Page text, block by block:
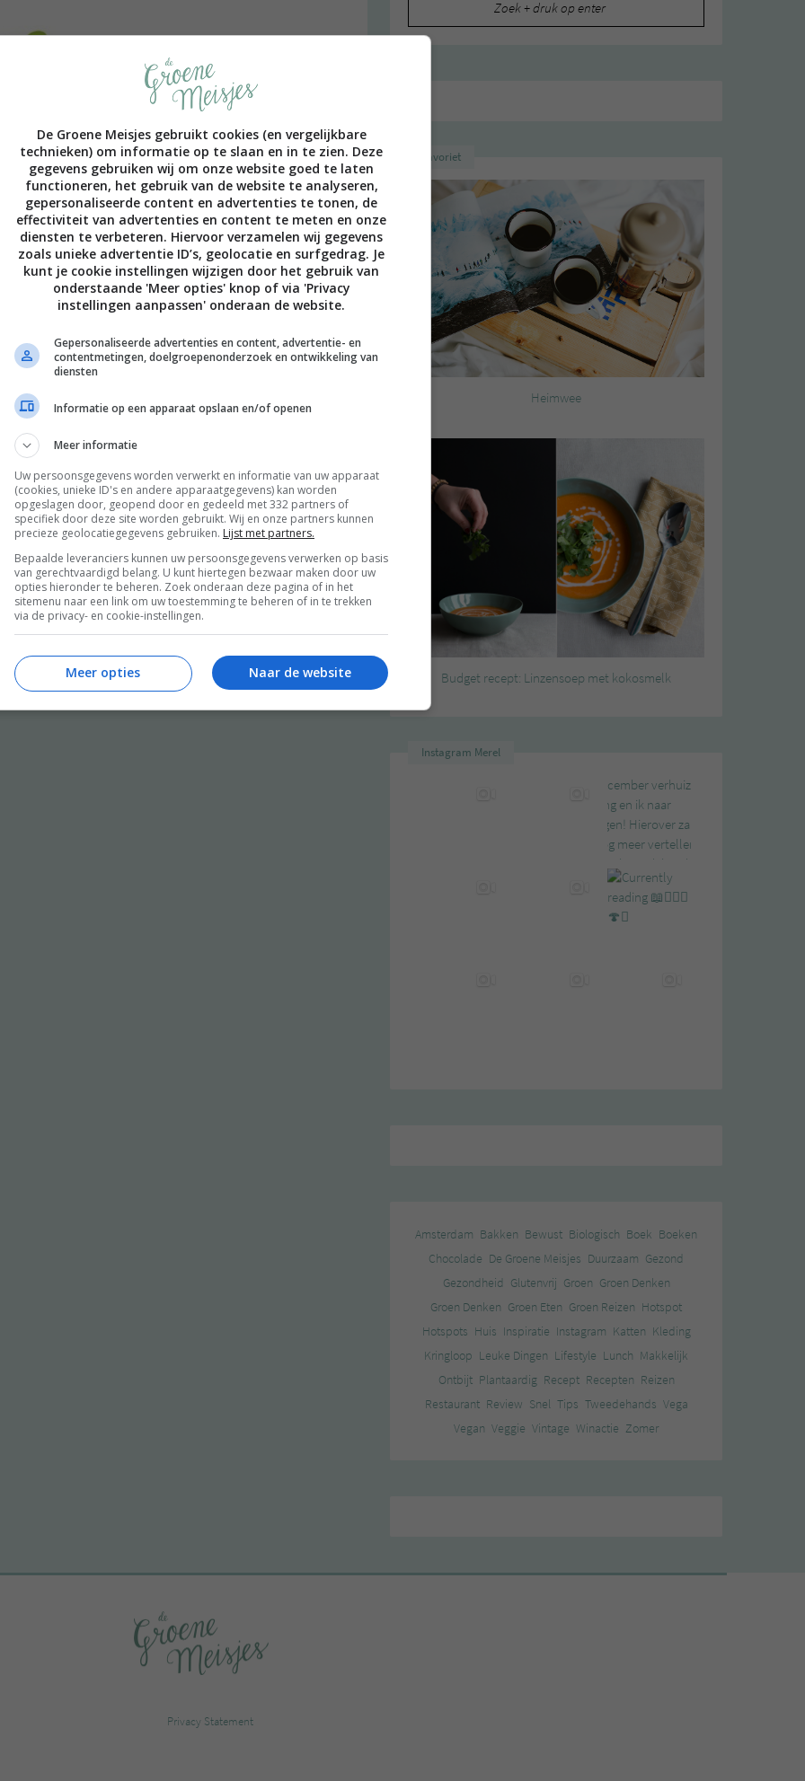
die we mochten testen en het is wel duidelijk dat
heeft bestudeerd. Dit pakket past echt perfect bij
repen, Evolve bodylotion, testers van Evolve en een
CRUELTYFREE,EVOLVE,LOVECHOC,ORGANIC ,PUKKA, RAW,REVIEW,TEST
ALLE 19 REACTIES BEKIJKEN
| NEXT PAGE »
Favoriet
Heimwee
Budget recept: Linzensoep met kokosmelk
Instagram Merel
Amsterdam Bakken Bewust Biologisch Boek Boeken
Chocolade De Groene Meisjes Duurzaam Gezond
Gezondheid Glutenvrij Groen Groen Denken
Groen Denken Groen Eten Groen Reizen Hotspot
Hotspots Huis Inspiratie Instagram Katten Kleding
Kringloop Leuke Dingen Lifestyle Lunch Makkelijk
Ontbijt Plantaardig Recept Recepten Reizen
Restaurant Review Snel Tips Tweedehands Vega
Vegan Veggie Vintage Winactie Zomer
Privacy Statement
De Groene Meisjes gebruikt cookies (en vergelijkbare
technieken) om informatie op te slaan en in te zien. Deze
gegevens gebruiken wij om onze website goed te laten
functioneren, het gebruik van de website te analyseren,
gepersonaliseerde content en advertenties te tonen, de
effectiviteit van advertenties en content te meten en onze
diensten te verbeteren. Hiervoor verzamelen wij gegevens
zoals unieke advertentie ID’s, geolocatie en surfgedrag. Je
kunt je cookie instellingen wijzigen door het gebruik van
onderstaande 'Meer opties' knop of via 'Privacy
instellingen aanpassen' onderaan de website.
Gepersonaliseerde advertenties en content, advertentie- en
contentmetingen, doelgroepenonderzoek en ontwikkeling van
diensten
Informatie op een apparaat opslaan en/of openen
Meer informatie
Uw persoonsgegevens worden verwerkt en informatie van uw apparaat
(cookies, unieke ID's en andere apparaatgegevens) kan worden
opgeslagen door, geopend door en gedeeld met 332 partners of
specifiek door deze site worden gebruikt. Wij en onze partners kunnen
precieze geolocatiegegevens gebruiken. Lijst met partners.
Bepaalde leveranciers kunnen uw persoonsgegevens verwerken op basis
van gerechtvaardigd belang. U kunt hiertegen bezwaar maken door uw
opties hieronder te beheren. Zoek onderaan deze pagina of in het
sitemenu naar een link om uw toestemming te beheren of in te trekken
via de privacy- en cookie-instellingen.
Naar de website
Meer opties